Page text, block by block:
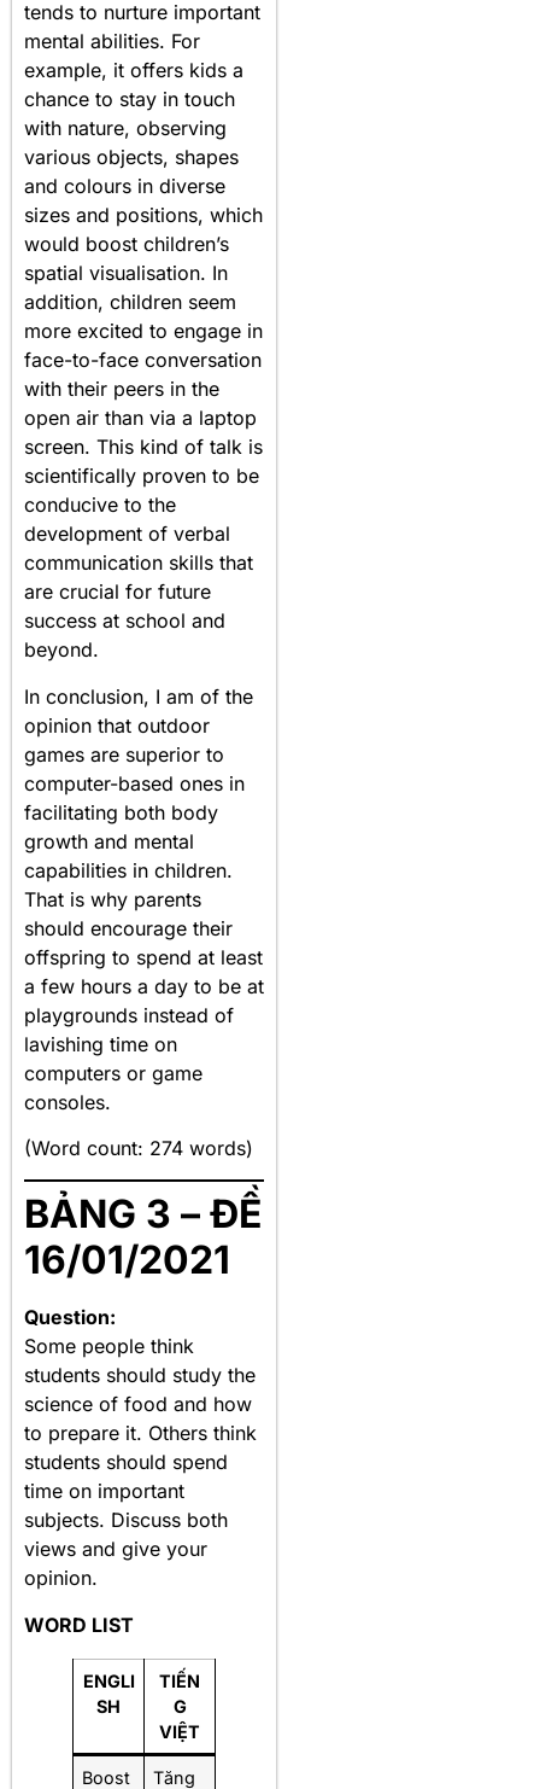
tends to nurture important
mental abilities. For
example, it offers kids a
chance to stay in touch
with nature, observing
various objects, shapes
and colours in diverse
sizes and positions, which
would boost children’s
spatial visualisation. In
addition, children seem
more excited to engage in
face-to-face conversation
with their peers in the
open air than via a laptop
screen. This kind of talk is
scientifically proven to be
conducive to the
development of verbal
communication skills that
are crucial for future
success at school and
beyond.
In conclusion, I am of the
opinion that outdoor
games are superior to
computer-based ones in
facilitating both body
growth and mental
capabilities in children.
That is why parents
should encourage their
offspring to spend at least
a few hours a day to be at
playgrounds instead of
lavishing time on
computers or game
consoles.
(Word count: 274 words)
BẢNG 3 – ĐỀ
16/01/2021
Question:
Some people think
students should study the
science of food and how
to prepare it. Others think
students should spend
time on important
subjects. Discuss both
views and give your
opinion.
WORD LIST
ENGLI
SH
TIẾN
G
VIỆT
Boost Tăng